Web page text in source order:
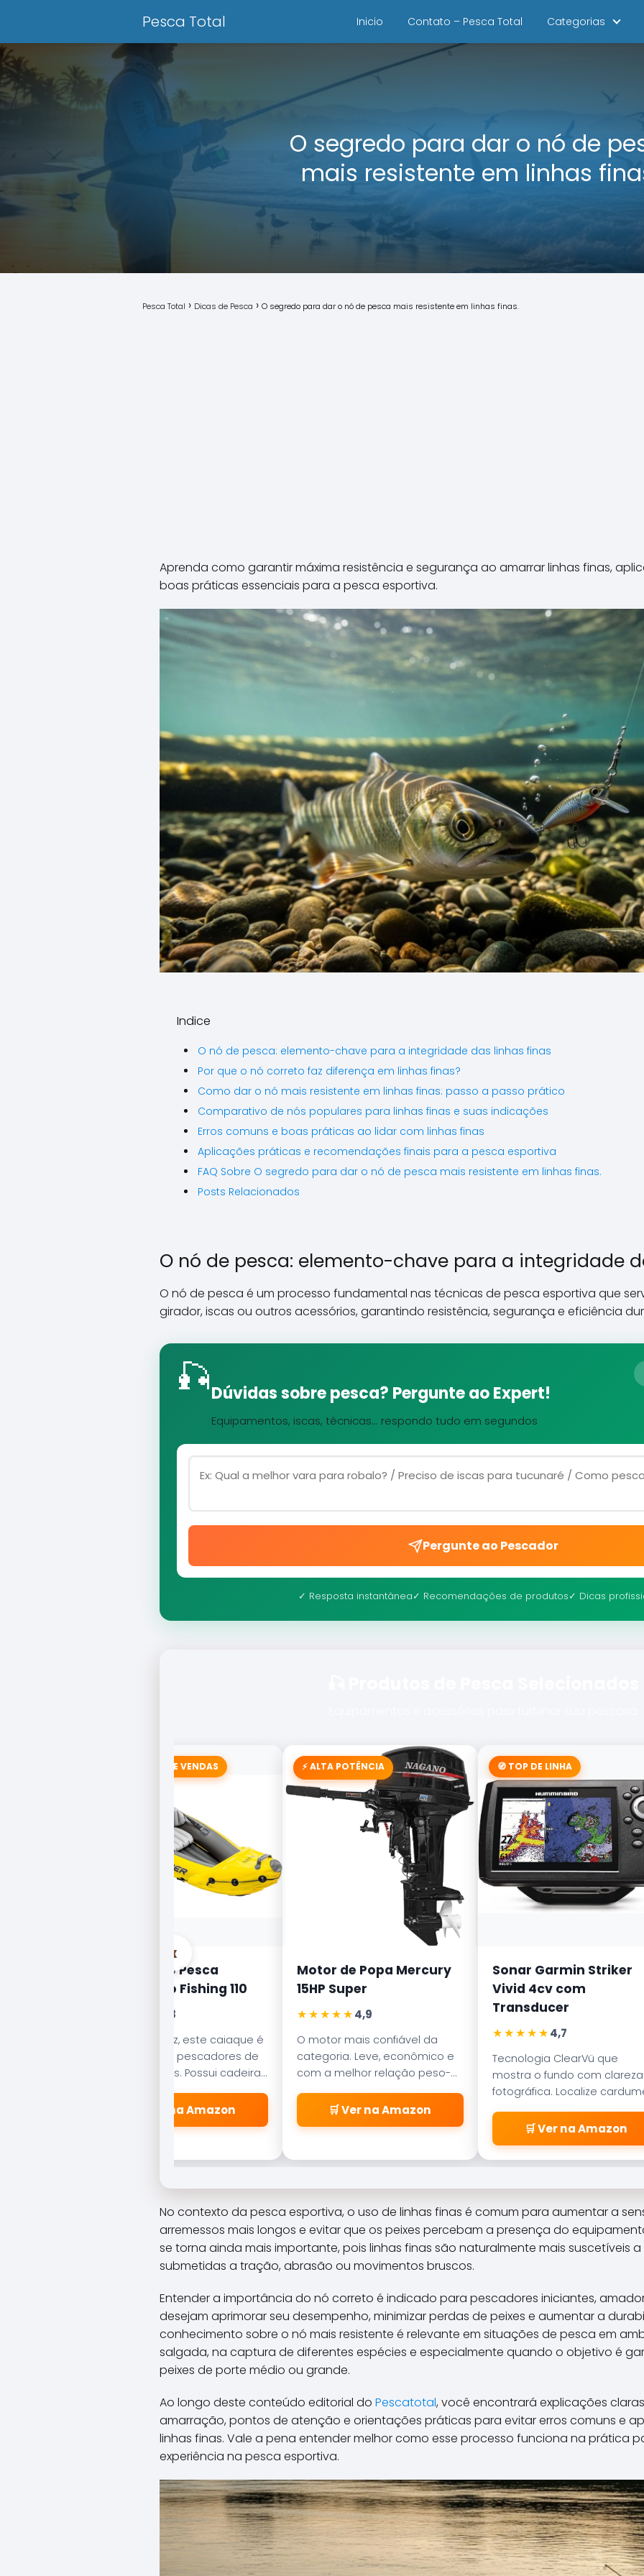
Pesca Total Inicio Contato – Pesca Total Categorias
O segredo para dar o nó de
mais resistente em linhas
Pesca Total Dicas de Pesca O segredo para dar o nó de pesca mais resistente em linhas finas.
Aprenda como garantir máxima resistência e segurança ao amarrar linhas finas,
boas práticas essenciais para a pesca esportiva.
Indice
O nó de pesca: elemento-chave para a integridade das linhas finas
Por que o nó correto faz diferença em linhas finas?
Como dar o nó mais resistente em linhas finas: passo a passo prático
Comparativo de nós populares para linhas finas e suas indicações
Erros comuns e boas práticas ao lidar com linhas finas
Aplicações práticas e recomendações finais para a pesca esportiva
FAQ Sobre O segredo para dar o nó de pesca mais resistente em linhas finas.
Posts Relacionados
O nó de pesca: elemento-chave para a integridade
O nó de pesca é um processo fundamental nas técnicas de pesca esportiva que
girador, iscas ou outros acessórios, garantindo resistência, segurança e eficiência
🎣Dúvidas sobre pesca? Pergunte ao Expert!
Equipamentos, iscas, técnicas... respondo tudo em segundos
Pergunte ao Pescador
✓ Resposta instantânea✓ Recomendações de produtos✓ Dicas
‹
🚣 CAMPEÃO DE VENDAS
Caiaque de Pesca
Lontras Pro Fishing 110
4,8
Estável e veloz, este caiaque é
o favorito dos pescadores de
rios e represas. Possui cadeira
articulada e porta-varas
integrados para máximo
🛒 Ver na Amazon
⚡ ALTA POTÊNCIA
Motor de Popa Mercury
15HP Super
★★★★★4,9
O motor mais confiável da
categoria. Leve, econômico e
com a melhor relação peso-
potência para barcos de
alumínio de 5 ou 6 metros.
🛒 Ver na Amazon
🧭 TOP DE LINHA
Sonar Garmin Striker
Vivid 4cv com
Transducer
★★★★★4,7
Tecnologia ClearVü que
mostra o fundo com clareza
fotográfica. Localize
e estruturas de pesca com
precisão profissional.
🛒 Ver na Amazon
No contexto da pesca esportiva, o uso de linhas finas é comum para aumentar a
arremessos mais longos e evitar que os peixes percebam a presença do
se torna ainda mais importante, pois linhas finas são naturalmente mais suscetíveis
submetidas a tração, abrasão ou movimentos bruscos.
Entender a importância do nó correto é indicado para pescadores iniciantes,
desejam aprimorar seu desempenho, minimizar perdas de peixes e aumentar a
conhecimento sobre o nó mais resistente é relevante em situações de pesca em
salgada, na captura de diferentes espécies e especialmente quando o objetivo é
peixes de porte médio ou grande.
Ao longo deste conteúdo editorial do Pescatotal, você encontrará explicações
amarração, pontos de atenção e orientações práticas para evitar erros comuns e
linhas finas. Vale a pena entender melhor como esse processo funciona na prática
experiência na pesca esportiva.